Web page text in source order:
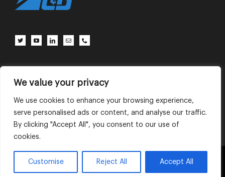
We value your privacy
We use cookies to enhance your browsing experience,
serve personalised ads or content, and analyse our traffic.
By clicking "Accept All", you consent to our use of
cookies.
Customise Reject All Accept All
English
中文 (中国)
This website uses cookies and third party
OK